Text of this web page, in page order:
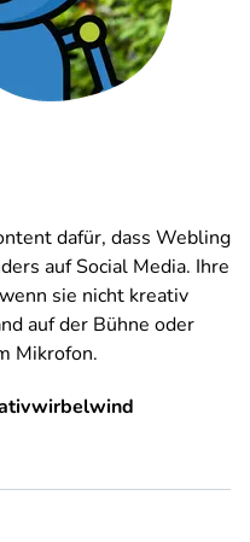
dafür, dass Webling
auf Social Media. Ihre
sie nicht kreativ
auf der Bühne oder
Mikrofon.